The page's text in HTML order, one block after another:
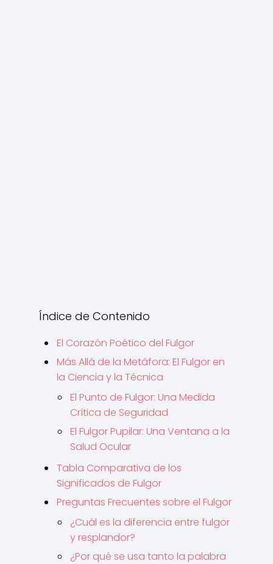
Índice de Contenido
El Corazón Poético del Fulgor
Más Allá de la Metáfora: El Fulgor en
la Ciencia y la Técnica
El Punto de Fulgor: Una Medida
Crítica de Seguridad
El Fulgor Pupilar: Una Ventana a la
Salud Ocular
Tabla Comparativa de los
Significados de Fulgor
Preguntas Frecuentes sobre el Fulgor
¿Cuál es la diferencia entre fulgor
y resplandor?
¿Por qué se usa tanto la palabra